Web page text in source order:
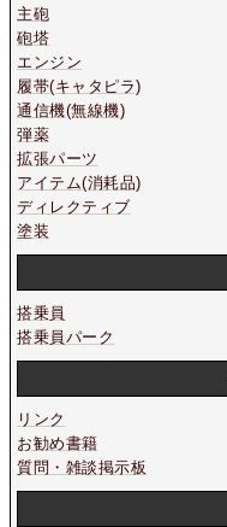
主砲
砲塔
エンジン
履帯(キャタピラ)
通信機(無線機)
弾薬
拡張パーツ
アイテム(消耗品)
ディレクティブ
塗装
搭乗員
搭乗員パーク
リンク
お勧め書籍
質問・雑談掲示板